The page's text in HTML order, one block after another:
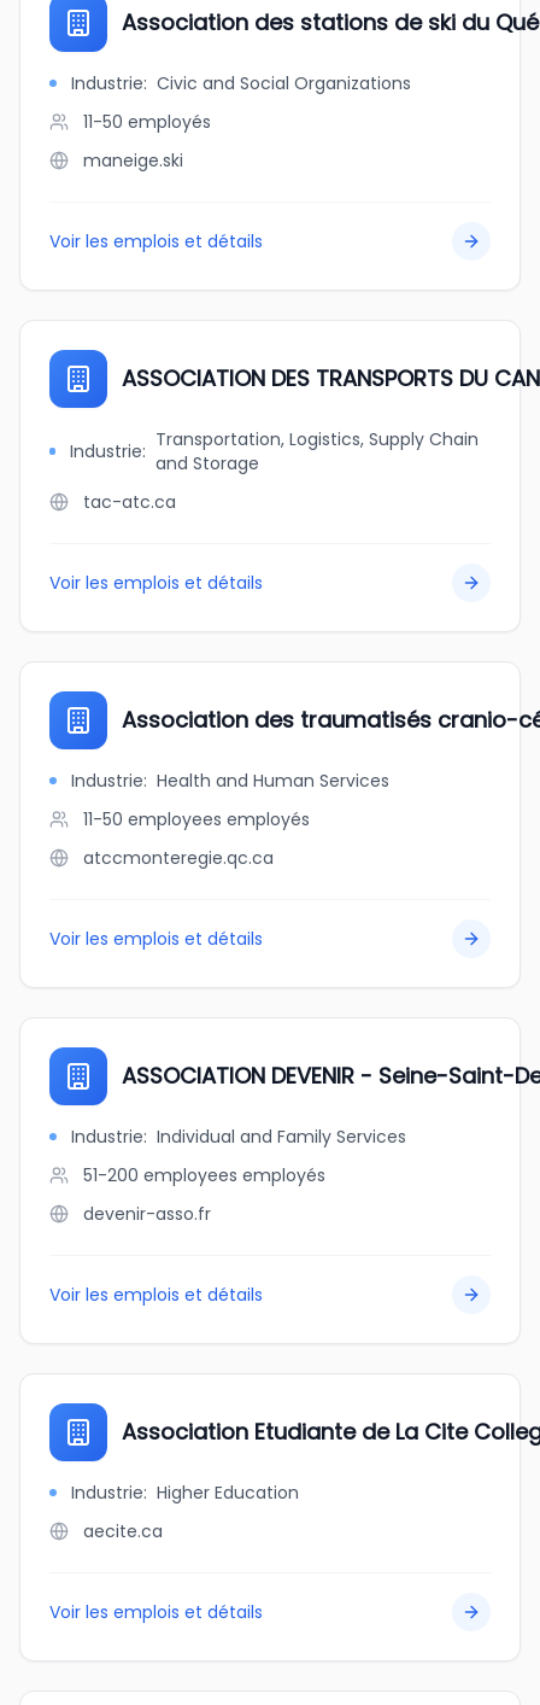
Association des stations de ski du
Industrie: Civic and Social Organizations
11-50 employés
maneige.ski
Voir les emplois et détails
ASSOCIATION DES TRANSPORTS DU
Industrie: Transportation, Logistics, Supply Chain
and Storage
tac-atc.ca
Voir les emplois et détails
Association des traumatisés cranio-
Industrie: Health and Human Services
11-50 employees employés
atccmonteregie.qc.ca
Voir les emplois et détails
ASSOCIATION DEVENIR - Seine-Saint-
Industrie: Individual and Family Services
51-200 employees employés
devenir-asso.fr
Voir les emplois et détails
Association Etudiante de La Cite
Industrie: Higher Education
aecite.ca
Voir les emplois et détails